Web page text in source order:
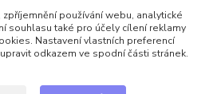
používání webu, analytické
souhlasu také pro účely cílení reklamy
Nastavení vlastních preferencí
odkazem ve spodní části stránek.